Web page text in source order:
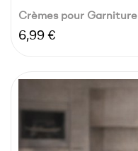
Crèmes pour Garniture
Prix
6,99 €